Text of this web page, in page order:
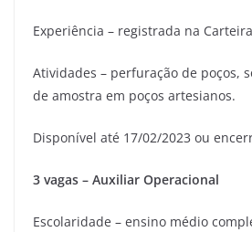
Experiência – registrada na
Atividades – perfuração de poços,
de amostra em poços artesianos.
Disponível até 17/02/2023 ou
3 vagas – Auxiliar Operacional
Escolaridade – ensino médio